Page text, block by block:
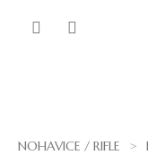
NOHAVICE / RIFLE